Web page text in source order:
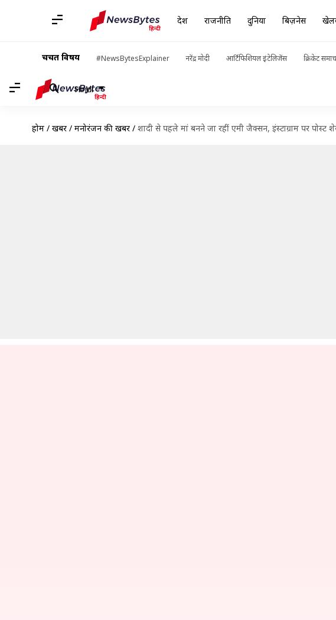
देश राजनीति दुनिया बिज़नेस
चर्चित विषय #NewsBytesExplainer नरेंद्र मोदी आर्टिफिशियल इंटेलिजेंस क्रिकेट
Hindi
होम / खबरें / मनोरंजन की खबरें / शादी से पहले मां बनने जा रहीं एमी जैक्सन, इंस्टाग्राम पर पोस्ट